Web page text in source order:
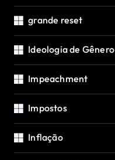
grande reset
Ideologia de Gênero
Impeachment
Impostos
Inflação